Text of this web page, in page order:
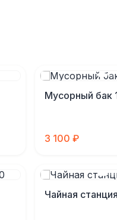
Мусорный бак
3 100 ₽
Чайная станция